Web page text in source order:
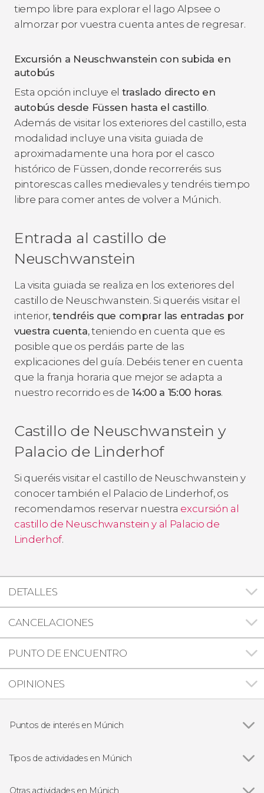
tiempo libre para explorar el lago Alpsee o
almorzar por vuestra cuenta antes de regresar.
Excursión a Neuschwanstein con subida en
autobús
Esta opción incluye el traslado directo en
autobús desde Füssen hasta el castillo.
Además de visitar los exteriores del castillo, esta
modalidad incluye una visita guiada de
aproximadamente una hora por el casco
histórico de Füssen, donde recorreréis sus
pintorescas calles medievales y tendréis tiempo
libre para comer antes de volver a Múnich.
Entrada al castillo de
Neuschwanstein
La visita guiada se realiza en los exteriores del
castillo de Neuschwanstein. Si queréis visitar el
interior, tendréis que comprar las entradas por
vuestra cuenta, teniendo en cuenta que es
posible que os perdáis parte de las
explicaciones del guía. Debéis tener en cuenta
que la franja horaria que mejor se adapta a
nuestro recorrido es de 14:00 a 15:00 horas.
Castillo de Neuschwanstein y
Palacio de Linderhof
Si queréis visitar el castillo de Neuschwanstein y
conocer también el Palacio de Linderhof, os
recomendamos reservar nuestra excursión al
castillo de Neuschwanstein y al Palacio de
Linderhof.
DETALLES
CANCELACIONES
PUNTO DE ENCUENTRO
OPINIONES
Puntos de interés en Múnich
Castillo de Neuschwanstein
Tipos de actividades en Múnich
Excursiones de un día desde Múnich